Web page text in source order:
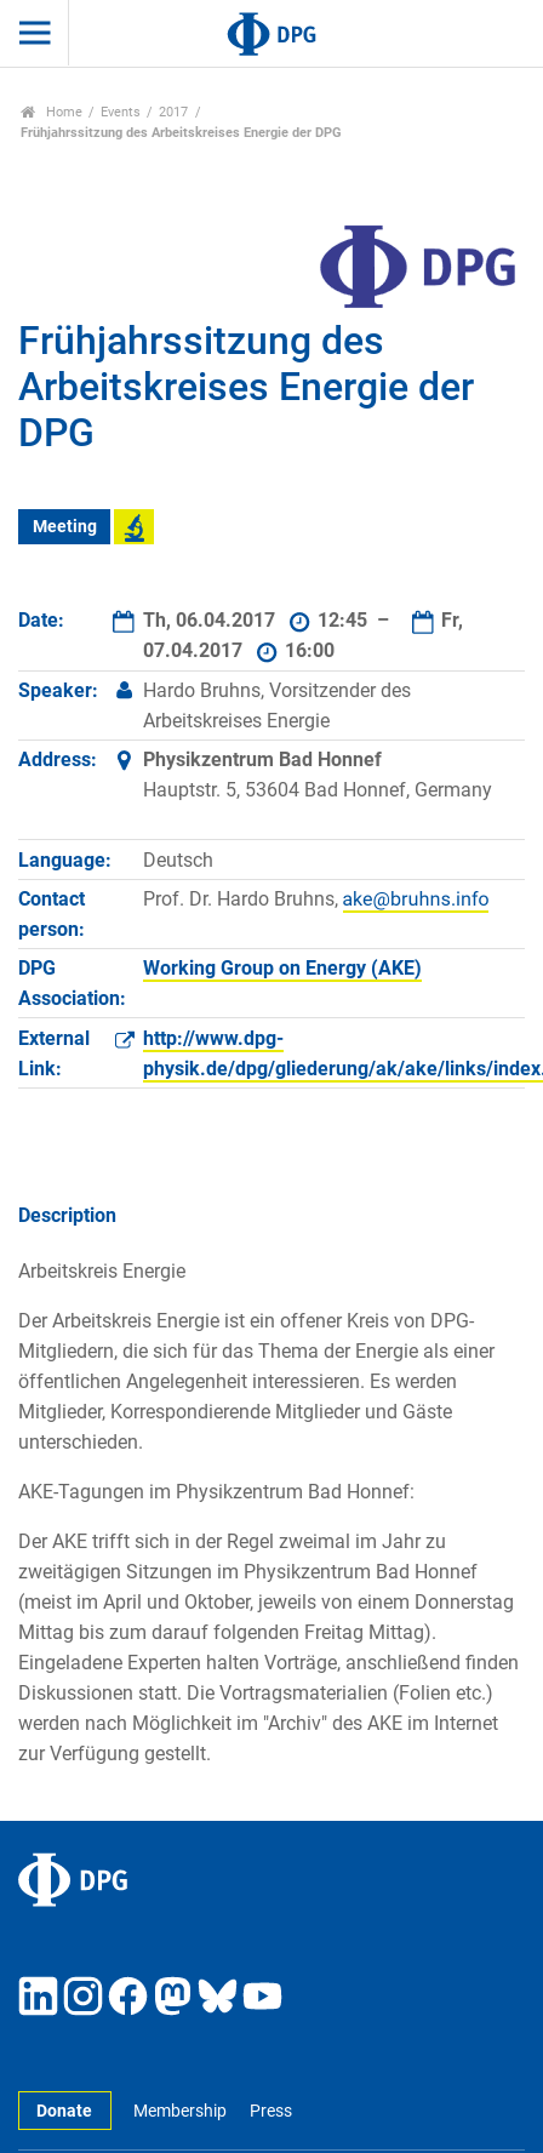
Home Events
2017
Frühjahrssitzung des Arbeitskreises Energie der DPG
Frühjahrssitzung des
Arbeitskreises Energie der
DPG
Meeting
Date: Th, 06.04.2017 12:45 –
Fr,
07.04.2017
16:00
Speaker:
Hardo Bruhns, Vorsitzender des
Arbeitskreises Energie
Address:
Physikzentrum Bad Honnef
Hauptstr. 5, 53604 Bad Honnef, Germany
Language:
Deutsch
Contact
person:
Prof. Dr. Hardo Bruhns,
DPG
Association:
Working Group on Energy (AKE)
External
Link:
http://www.dpg-
physik.de/dpg/gliederung/ak/ake/links/
Description
Arbeitskreis Energie
Der Arbeitskreis Energie ist ein offener Kreis von DPG-
Mitgliedern, die sich für das Thema der Energie als einer
öffentlichen Angelegenheit interessieren. Es werden
Mitglieder, Korrespondierende Mitglieder und Gäste
unterschieden.
AKE-Tagungen im Physikzentrum Bad Honnef:
Der AKE trifft sich in der Regel zweimal im Jahr zu
zweitägigen Sitzungen im Physikzentrum Bad Honnef
(meist im April und Oktober, jeweils von einem Donnerstag
Mittag bis zum darauf folgenden Freitag Mittag).
Eingeladene Experten halten Vorträge, anschließend finden
Diskussionen statt. Die Vortragsmaterialien (Folien etc.)
werden nach Möglichkeit im "Archiv" des AKE im Internet
zur Verfügung gestellt.
Donate Membership Press